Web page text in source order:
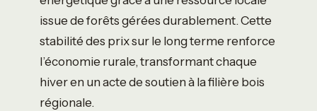
issue de forêts gérées durablement. Cette
stabilité des prix sur le long terme renforce
l’économie rurale, transformant chaque
hiver en un acte de soutien à la filière bois
régionale.